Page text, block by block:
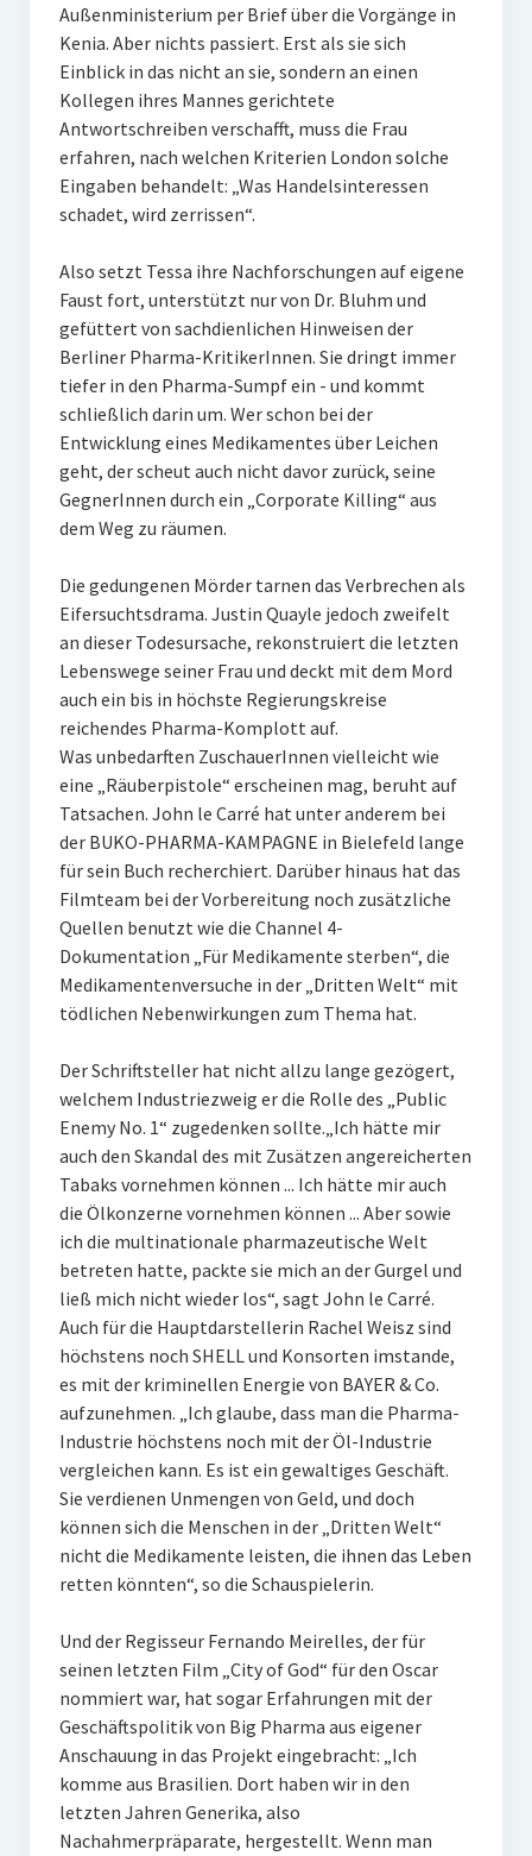
Außenministerium per Brief über die Vorgänge in
Kenia. Aber nichts passiert. Erst als sie sich
Einblick in das nicht an sie, sondern an einen
Kollegen ihres Mannes gerichtete
Antwortschreiben verschafft, muss die Frau
erfahren, nach welchen Kriterien London solche
Eingaben behandelt: „Was Handelsinteressen
schadet, wird zerrissen“.
Also setzt Tessa ihre Nachforschungen auf eigene
Faust fort, unterstützt nur von Dr. Bluhm und
gefüttert von sachdienlichen Hinweisen der
Berliner Pharma-KritikerInnen. Sie dringt immer
tiefer in den Pharma-Sumpf ein - und kommt
schließlich darin um. Wer schon bei der
Entwicklung eines Medikamentes über Leichen
geht, der scheut auch nicht davor zurück, seine
GegnerInnen durch ein „Corporate Killing“ aus
dem Weg zu räumen.
Die gedungenen Mörder tarnen das Verbrechen als
Eifersuchtsdrama. Justin Quayle jedoch zweifelt
an dieser Todesursache, rekonstruiert die letzten
Lebenswege seiner Frau und deckt mit dem Mord
auch ein bis in höchste Regierungskreise
reichendes Pharma-Komplott auf.
Was unbedarften ZuschauerInnen vielleicht wie
eine „Räuberpistole“ erscheinen mag, beruht auf
Tatsachen. John le Carré hat unter anderem bei
der BUKO-PHARMA-KAMPAGNE in Bielefeld lange
für sein Buch recherchiert. Darüber hinaus hat das
Filmteam bei der Vorbereitung noch zusätzliche
Quellen benutzt wie die Channel 4-
Dokumentation „Für Medikamente sterben“, die
Medikamentenversuche in der „Dritten Welt“ mit
tödlichen Nebenwirkungen zum Thema hat.
Der Schriftsteller hat nicht allzu lange gezögert,
welchem Industriezweig er die Rolle des „Public
Enemy No. 1“ zugedenken sollte.„Ich hätte mir
auch den Skandal des mit Zusätzen angereicherten
Tabaks vornehmen können ... Ich hätte mir auch
die Ölkonzerne vornehmen können ... Aber sowie
ich die multinationale pharmazeutische Welt
betreten hatte, packte sie mich an der Gurgel und
ließ mich nicht wieder los“, sagt John le Carré.
Auch für die Hauptdarstellerin Rachel Weisz sind
höchstens noch SHELL und Konsorten imstande,
es mit der kriminellen Energie von BAYER & Co.
aufzunehmen. „Ich glaube, dass man die Pharma-
Industrie höchstens noch mit der Öl-Industrie
vergleichen kann. Es ist ein gewaltiges Geschäft.
Sie verdienen Unmengen von Geld, und doch
können sich die Menschen in der „Dritten Welt“
nicht die Medikamente leisten, die ihnen das Leben
retten könnten“, so die Schauspielerin.
Und der Regisseur Fernando Meirelles, der für
seinen letzten Film „City of God“ für den Oscar
nommiert war, hat sogar Erfahrungen mit der
Geschäftspolitik von Big Pharma aus eigener
Anschauung in das Projekt eingebracht: „Ich
komme aus Brasilien. Dort haben wir in den
letzten Jahren Generika, also
Nachahmerpräparate, hergestellt. Wenn man